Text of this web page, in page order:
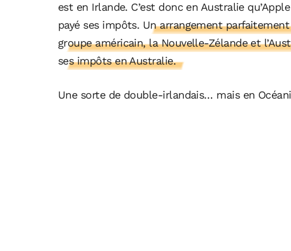
est en Irlande. C’est donc en Australie
payé ses impôts. Un arrangement
groupe américain, la Nouvelle-Zélande et
ses impôts en Australie.
Une sorte de double-irlandais… mais en